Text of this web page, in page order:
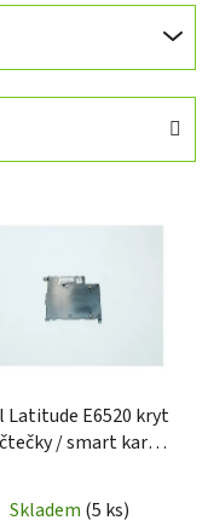
Latitude E6520 kryt
/ smart karet
Skladem (5 ks)